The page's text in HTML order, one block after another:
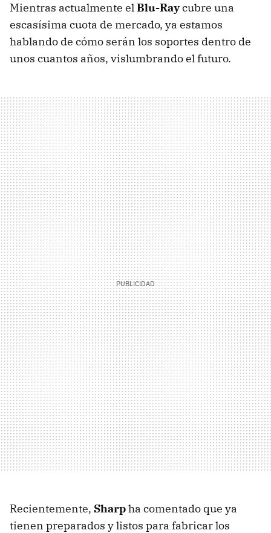
Mientras actualmente elBlu-Raycubre una
escasísima cuota de mercado, ya estamos
hablando de cómo serán los soportes dentro de
unos cuantos años, vislumbrando el futuro.
Recientemente, Sharpha comentado que ya
tienen preparados y listos para fabricar los